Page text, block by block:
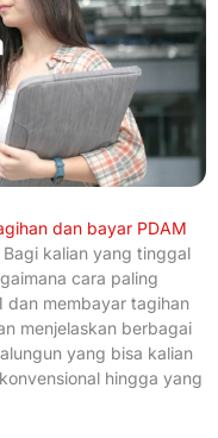
dan bayar PDAM
kalian yang tinggal
cara paling
dan membayar tagihan
menjelaskan berbagai
yang bisa kalian
hingga yang